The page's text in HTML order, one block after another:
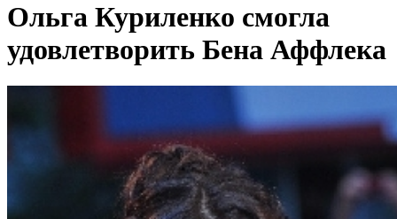
Ольга Куриленко смогла
удовлетворить Бена Аффлека